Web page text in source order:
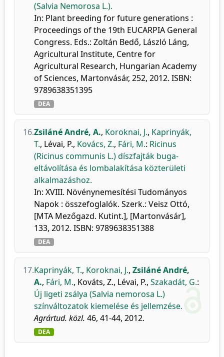
(Salvia Nemorosa L.).
In: Plant breeding for future generations :
Proceedings of the 19th EUCARPIA General
Congress. Eds.: Zoltán Bedő, László Láng,
Agricultural Institute, Centre for
Agricultural Research, Hungarian Academy
of Sciences, Martonvásár, 252, 2012. ISBN:
9789638351395
DEA
16.Zsiláné André, A., Koroknai, J., Kaprinyák,
T., Lévai, P., Kovács, Z., Fári, M.: Ricinus
(Ricinus communis L.) díszfajták buga-
eltávolítása és lombalakítása közterületi
alkalmazáshoz.
In: XVIII. Növénynemesítési Tudományos
Napok : összefoglalók. Szerk.: Veisz Ottó,
[MTA Mezőgazd. Kutint.], [Martonvásár],
133, 2012. ISBN: 9789638351388
DEA
17.Kaprinyák, T., Koroknai, J., Zsiláné André,
A., Fári, M., Kováts, Z., Lévai, P., Szakadát, G.:
Új ligeti zsálya (Salvia nemorosa L.)
színváltozatok kiemelése és jellemzése.
Agrártud. közl. 46, 41-44, 2012.
DEA